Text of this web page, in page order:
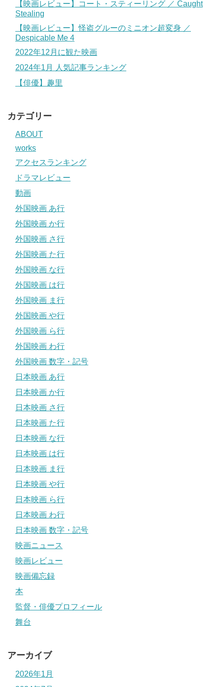
【映画レビュー】コート・スティーリング ／ Caught
Stealing
【映画レビュー】怪盗グルーのミニオン超変身 ／
Despicable Me 4
2022年12月に観た映画
2024年1月 人気記事ランキング
【俳優】趣里
カテゴリー
ABOUT
works
アクセスランキング
ドラマレビュー
動画
外国映画 あ行
外国映画 か行
外国映画 さ行
外国映画 た行
外国映画 な行
外国映画 は行
外国映画 ま行
外国映画 や行
外国映画 ら行
外国映画 わ行
外国映画 数字・記号
日本映画 あ行
日本映画 か行
日本映画 さ行
日本映画 た行
日本映画 な行
日本映画 は行
日本映画 ま行
日本映画 や行
日本映画 ら行
日本映画 わ行
日本映画 数字・記号
映画ニュース
映画レビュー
映画備忘録
本
監督・俳優プロフィール
舞台
アーカイブ
2026年1月